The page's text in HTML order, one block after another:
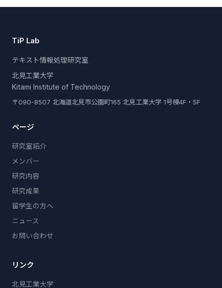
TiP Lab
テキスト情報処理研究室
北見工業大学
Kitami Institute of Technology
〒090-8507 北海道北見市公園町165 北見工業大学 1号棟4F・5F
ページ
研究室紹介
メンバー
研究内容
研究成果
留学生の方へ
ニュース
お問い合わせ
リンク
北見工業大学